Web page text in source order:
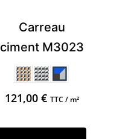
Carreau
ciment M3023
121,00 € TTC / m²